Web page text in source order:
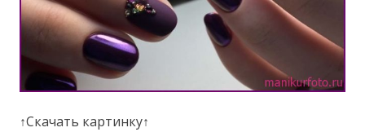
↑Скачать картинку↑